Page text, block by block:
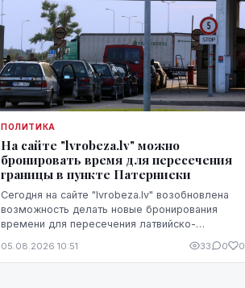
ПОЛИТИКА
На сайте "lvrobeza.lv" можно
бронировать время для пересечения
границы в пункте Патерниеки
Сегодня на сайте "lvrobeza.lv" возобновлена
возможность делать новые бронирования
времени для пересечения латвийско-
Патерниеки.
05.08.2026 10:51 33 0 0